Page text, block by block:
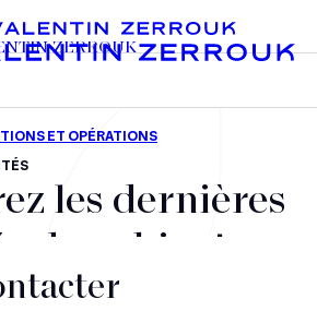
ZERROUK
et opérations stratégiques
les dernières
du cabinet,
et nos